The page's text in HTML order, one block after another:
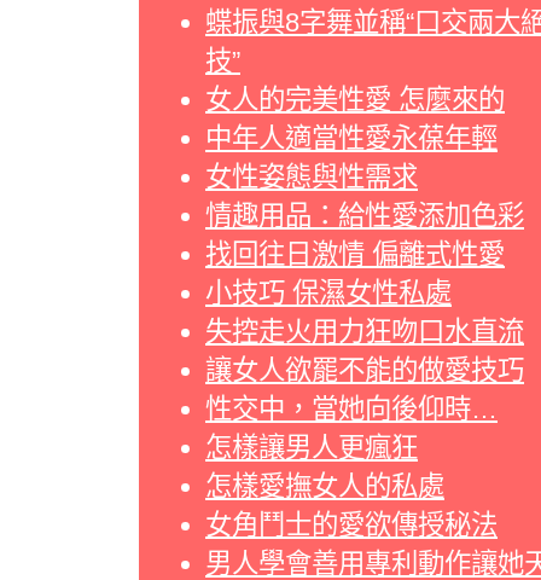
蝶振與8字舞並稱“口交兩大
技”
女人的完美性愛 怎麼來的
中年人適當性愛永葆年輕
女性姿態與性需求
情趣用品：給性愛添加色彩
找回往日激情 偏離式性愛
小技巧 保濕女性私處
失控走火用力狂吻口水直流
讓女人欲罷不能的做愛技巧
性交中，當她向後仰時…
怎樣讓男人更瘋狂
怎樣愛撫女人的私處
女角鬥士的愛欲傳授秘法
男人學會善用專利動作讓她